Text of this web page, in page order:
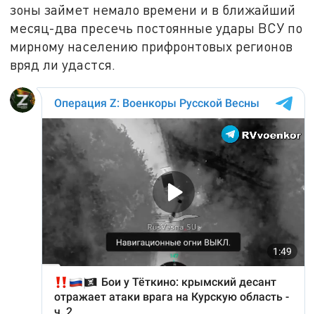
зоны займет немало времени и в ближайший
месяц-два пресечь постоянные удары ВСУ по
мирному населению прифронтовых регионов
вряд ли удастся.